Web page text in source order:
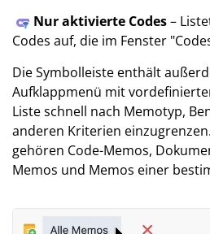
Nur aktivierte Codes–
Codes auf, die im Fenster
Die Symbolleiste enthält
Aufklappmenü mit
Liste schnell nach Memotyp,
anderen Kriterien
gehören Code-Memos,
Memos und Memos einer